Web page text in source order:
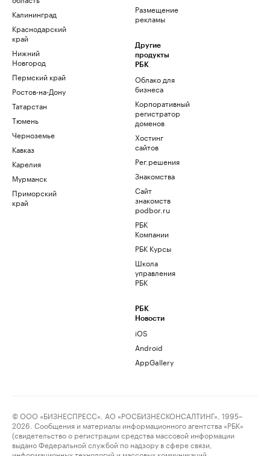
Калининград
Краснодарский
край
Нижний
Новгород
Пермский край
Ростов-на-Дону
Татарстан
Тюмень
Черноземье
Кавказ
Карелия
Мурманск
Приморский
край
Размещение
рекламы
Другие
продукты
РБК
Облако для
бизнеса
Корпоративный
регистратор
доменов
Хостинг
сайтов
Рег.решения
Знакомства
Сайт
знакомств
podbor.ru
РБК
Компании
РБК Курсы
Школа
управления
РБК
РБК
Новости
iOS
Android
AppGallery
© ООО «БИЗНЕСПРЕСС», АО «РОСБИЗНЕСКОНСАЛТИНГ», 1995–
2026. Сообщения и материалы информационного агентства «РБК»
(свидетельство о регистрации средства массовой информации
выдано Федеральной службой по надзору в сфере связи,